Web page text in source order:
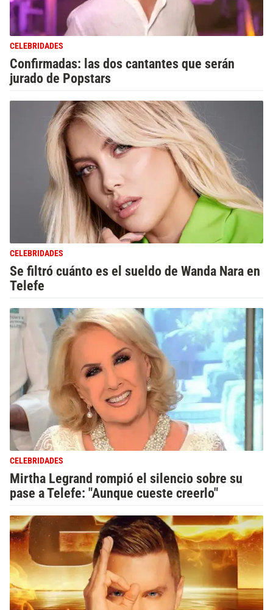
CELEBRIDADES
Confirmadas: las dos cantantes que serán
jurado de Popstars
CELEBRIDADES
Se filtró cuánto es el sueldo de Wanda Nara en
Telefe
CELEBRIDADES
Mirtha Legrand rompió el silencio sobre su
pase a Telefe: "Aunque cueste creerlo"